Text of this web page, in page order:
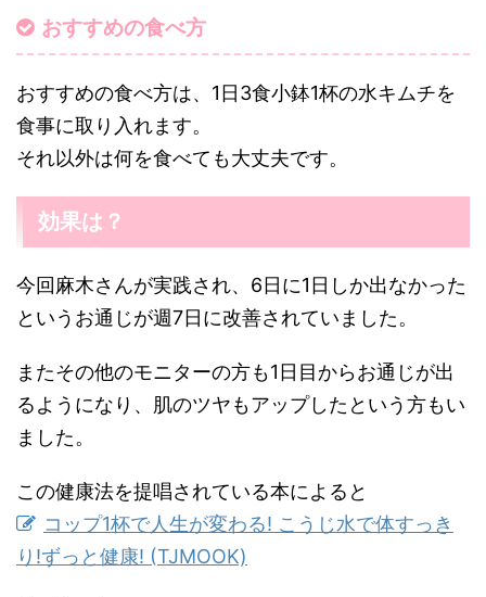
おすすめの食べ方
おすすめの食べ方は、1日3食小鉢1杯の水キムチを
食事に取り入れます。
それ以外は何を食べても大丈夫です。
効果は？
今回麻木さんが実践され、6日に1日しか出なかった
というお通じが週7日に改善されていました。
またその他のモニターの方も1日目からお通じが出
るようになり、肌のツヤもアップしたという方もい
ました。
この健康法を提唱されている本によると
コップ1杯で人生が変わる! こうじ水で体すっき
り!ずっと健康! (TJMOOK)